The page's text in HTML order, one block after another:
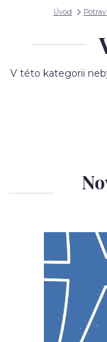
Úvod
V této kategorii